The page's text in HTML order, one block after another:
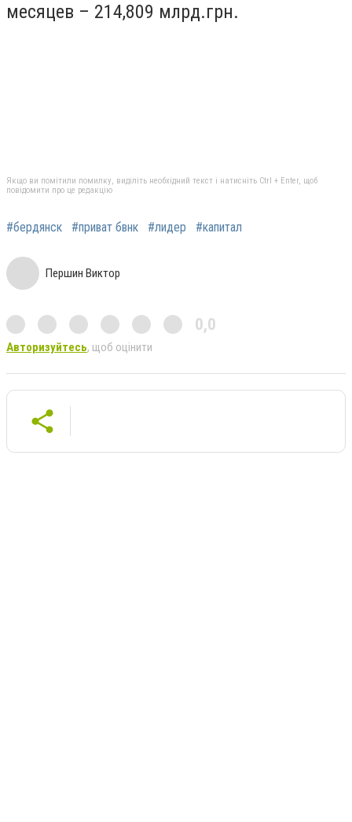
месяцев – 214,809 млрд.грн.
Якщо ви помітили помилку, виділіть необхідний текст і натисніть Ctrl + Enter, щоб
повідомити про це редакцію
#бердянск #приват бвнк #лидер #капитал
Першин Виктор
0,0
Авторизуйтесь, щоб оцінити